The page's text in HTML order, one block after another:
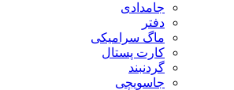
جامدادی
دفتر
ماگ سرامیکی
کارت پستال
گردنبند
جاسویچی